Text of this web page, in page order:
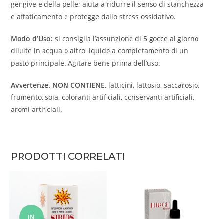
gengive e della pelle; aiuta a ridurre il senso di stanchezza
e affaticamento e protegge dallo stress ossidativo.
Modo d’Uso:si consiglia l’assunzione di 5 gocce al giorno
diluite in acqua o altro liquido a completamento di un
pasto principale. Agitare bene prima dell’uso.
Avvertenze. NON CONTIENE, latticini, lattosio, saccarosio,
frumento, soia, coloranti artificiali, conservanti artificiali,
aromi artificiali.
PRODOTTI CORRELATI
IN